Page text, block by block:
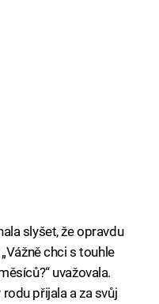
slyšet, že opravdu
chci s touhle
uvažovala.
přijala a za svůj